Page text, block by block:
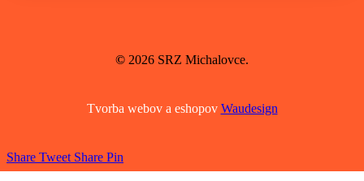
© 2026 SRZ Michalovce.
Tvorba webov a eshopov Waudesign
Share Tweet Share Pin